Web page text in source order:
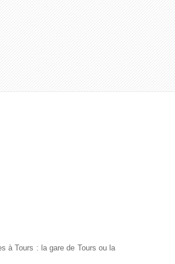
à Tours : la gare de Tours ou la